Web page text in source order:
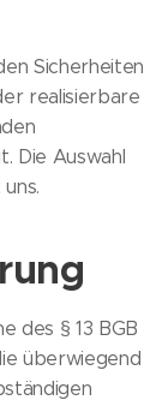
Sicherheiten
realisierbare
Die Auswahl
des § 13 BGB
überwiegend